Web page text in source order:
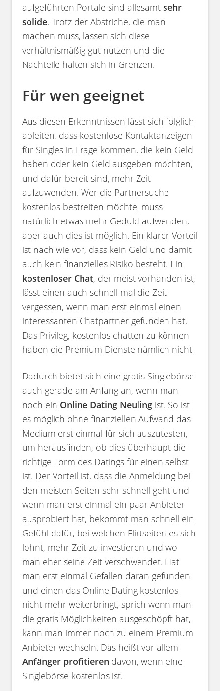
aufgeführten Portale sind allesamtsehr
solide. Trotz der Abstriche, die man
machen muss, lassen sich diese
verhältnismäßig gut nutzen und die
Nachteile halten sich in Grenzen.
Für wen geeignet
Aus diesen Erkenntnissen lässt sich folglich
ableiten, dass kostenlose Kontaktanzeigen
für Singles in Frage kommen, die kein Geld
haben oder kein Geld ausgeben möchten,
und dafür bereit sind, mehr Zeit
aufzuwenden. Wer die Partnersuche
kostenlos bestreiten möchte, muss
natürlich etwas mehr Geduld aufwenden,
aber auch dies ist möglich. Ein klarer Vorteil
ist nach wie vor, dass kein Geld und damit
auch kein finanzielles Risiko besteht. Ein
kostenloser Chat, der meist vorhanden ist,
lässt einen auch schnell mal die Zeit
vergessen, wenn man erst einmal einen
interessanten Chatpartner gefunden hat.
Das Privileg, kostenlos chatten zu können
haben die Premium Dienste nämlich nicht.
Dadurch bietet sich eine gratis Singlebörse
auch gerade am Anfang an, wenn man
noch ein Online Dating Neuling ist. So ist
es möglich ohne finanziellen Aufwand das
Medium erst einmal für sich auszutesten,
um herausfinden, ob dies überhaupt die
richtige Form des Datings für einen selbst
ist. Der Vorteil ist, dass die Anmeldung bei
den meisten Seiten sehr schnell geht und
wenn man erst einmal ein paar Anbieter
ausprobiert hat, bekommt man schnell ein
Gefühl dafür, bei welchen Flirtseiten es sich
lohnt, mehr Zeit zu investieren und wo
man eher seine Zeit verschwendet. Hat
man erst einmal Gefallen daran gefunden
und einen das Online Dating kostenlos
nicht mehr weiterbringt, sprich wenn man
die gratis Möglichkeiten ausgeschöpft hat,
kann man immer noch zu einem Premium
Anbieter wechseln. Das heißt vor allem
Anfänger profitieren davon, wenn eine
Singlebörse kostenlos ist.